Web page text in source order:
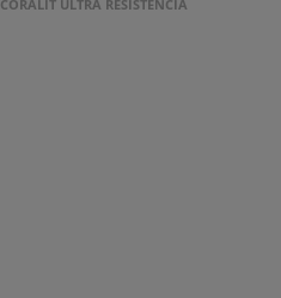
CORALIT ULTRA RESISTÊNCIA